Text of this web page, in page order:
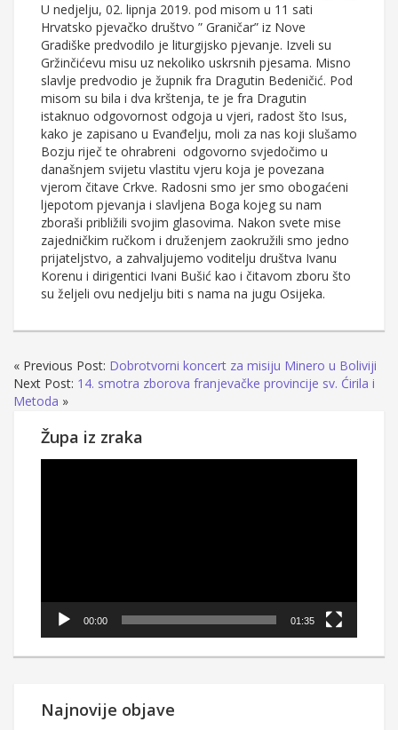
U nedjelju, 02. lipnja 2019. pod misom u 11 sati
Hrvatsko pjevačko društvo ” Graničar” iz Nove
Gradiške predvodilo je liturgijsko pjevanje. Izveli su
Gržinčićevu misu uz nekoliko uskrsnih pjesama. Misno
slavlje predvodio je župnik fra Dragutin Bedeničić. Pod
misom su bila i dva krštenja, te je fra Dragutin
istaknuo odgovornost odgoja u vjeri, radost što Isus,
kako je zapisano u Evanđelju, moli za nas koji slušamo
Bozju riječ te ohrabreni odgovorno svjedočimo u
današnjem svijetu vlastitu vjeru koja je povezana
vjerom čitave Crkve. Radosni smo jer smo obogaćeni
ljepotom pjevanja i slavljena Boga kojeg su nam
zboraši približili svojim glasovima. Nakon svete mise
zajedničkim ručkom i druženjem zaokružili smo jedno
prijateljstvo, a zahvaljujemo voditelju društva Ivanu
Korenu i dirigentici Ivani Bušić kao i čitavom zboru što
su željeli ovu nedjelju biti s nama na jugu Osijeka.
« Previous Post: Dobrotvorni koncert za misiju Minero u Boliviji
Next Post: 14. smotra zborova franjevačke provincije sv. Ćirila i
Metoda »
Župa iz zraka
00:00 01:35
Najnovije objave